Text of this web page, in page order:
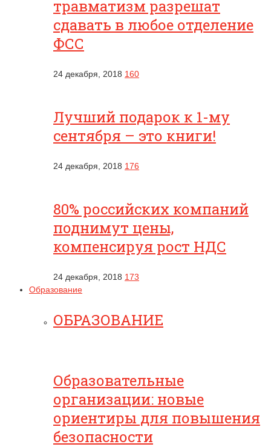
травматизм разрешат
сдавать в любое отделение
ФСС
24 декабря, 2018 160
Лучший подарок к 1-му
сентября – это книги!
24 декабря, 2018 176
80% российских компаний
поднимут цены,
компенсируя рост НДС
24 декабря, 2018 173
Образование
ОБРАЗОВАНИЕ
Образовательные
организации: новые
ориентиры для повышения
безопасности